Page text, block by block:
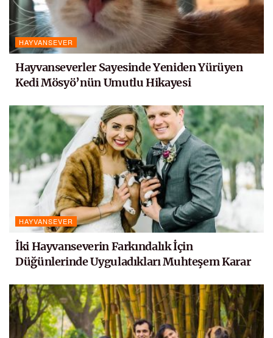
HAYVANSEVER
Hayvanseverler Sayesinde Yeniden Yürüyen
Kedi Mösyö’nün Umutlu Hikayesi
HAYVANSEVER
İki Hayvanseverin Farkındalık İçin
Düğünlerinde Uyguladıkları Muhteşem Karar